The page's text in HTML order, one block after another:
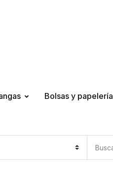
Bolsas y papelería